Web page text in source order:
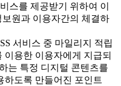
스를 제공받기 위하여 이
원과 이용자간의 체결하
서비스 중 마일리지 적립
이용한 이용자에게 지급되
는 특정 디지털 콘텐츠를
하도록 만들어진 포인트